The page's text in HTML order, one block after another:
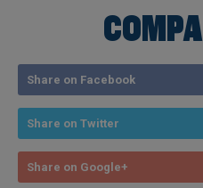
Share on Facebook
Share on Twitter
Share on Google+